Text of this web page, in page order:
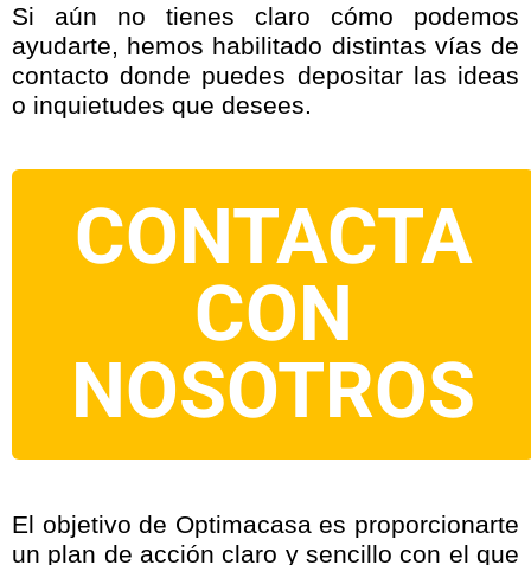
Si aún no tienes claro cómo podemos
ayudarte, hemos habilitado distintas vías de
contacto donde puedes depositar las ideas
o inquietudes que desees.
CONTACTA
CON
NOSOTROS
El objetivo de Optimacasa es proporcionarte
un plan de acción claro y sencillo con el que